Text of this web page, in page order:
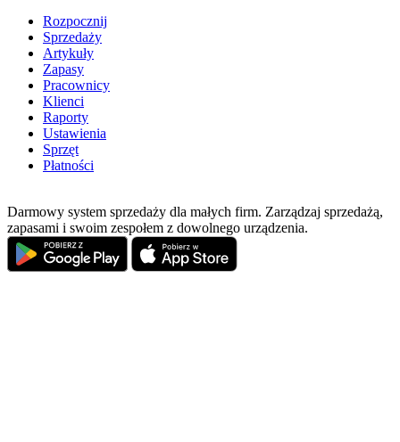
Rozpocznij
Sprzedaży
Artykuły
Zapasy
Pracownicy
Klienci
Raporty
Ustawienia
Sprzęt
Płatności
Darmowy system sprzedaży dla małych firm. Zarządzaj sprzedażą,
zapasami i swoim zespołem z dowolnego urządzenia.